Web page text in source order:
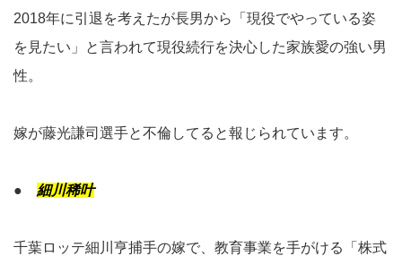
2018年に引退を考えたが長男から「現役でやっている姿
を見たい」と言われて現役続行を決心した家族愛の強い男
性。
嫁が藤光謙司選手と不倫してると報じられています。
● 細川稀叶
千葉ロッテ細川亨捕手の嫁で、教育事業を手がける「株式